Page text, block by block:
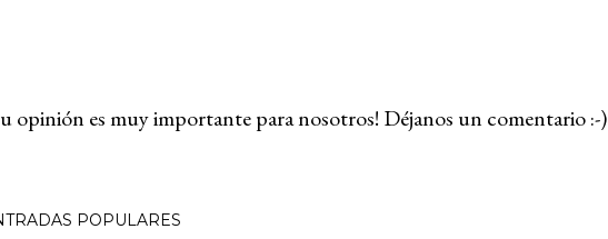
opinión es muy importante para nosotros! Déjanos un comentario :-)
POPULARES